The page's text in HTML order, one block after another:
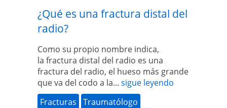
¿Qué es una fractura distal del
radio?
Como su propio nombre indica,
la fractura distal del radio es una
fractura del radio, el hueso más grande
que va del codo a la... sigue leyendo
Fracturas
Traumatólogo